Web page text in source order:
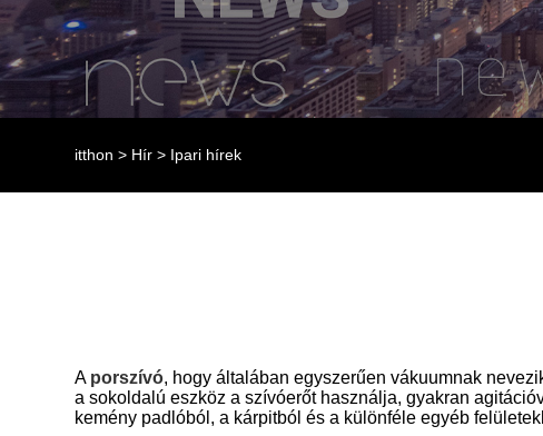
itthon > Hír > Ipari hírek
A porszívó, hogy általában egyszerűen vákuumnak
a sokoldalú eszköz a szívóerőt használja, gyakran
kemény padlóból, a kárpitból és a különféle egyéb